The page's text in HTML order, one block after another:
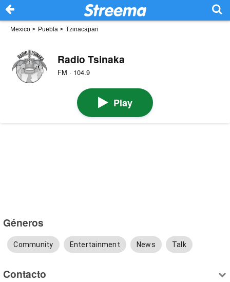
Mexico > Puebla > Tzinacapan
Radio Tsinaka
FM · 104.9
Play
Géneros
Community Entertainment News Talk
Contacto